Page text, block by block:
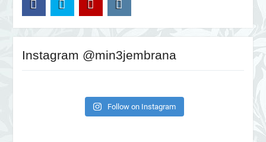
Instagram @min3jembrana
Follow on Instagram